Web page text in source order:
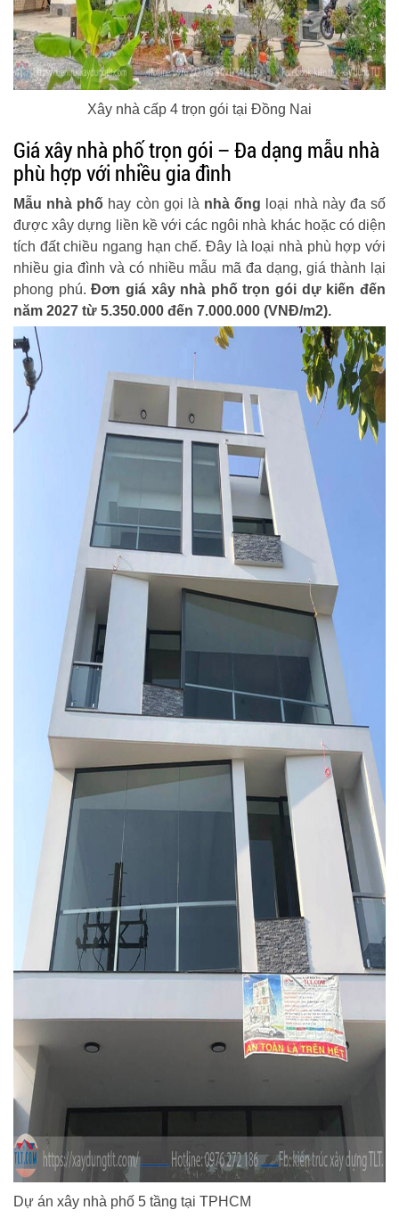
Xây nhà cấp 4 trọn gói tại Đồng Nai
Giá xây nhà phố trọn gói – Đa dạng mẫu nhà
phù hợp với nhiều gia đình
Mẫu nhà phố hay còn gọi là nhà ống loại nhà này đa số
được xây dựng liền kề với các ngôi nhà khác hoặc có diện
tích đất chiều ngang hạn chế. Đây là loại nhà phù hợp với
nhiều gia đình và có nhiều mẫu mã đa dạng, giá thành lại
phong phú.Đơn giá xây nhà phố trọn gói dự kiến đến
năm 2027 từ 5.350.000 đến 7.000.000 (VNĐ/m2).
Dự án xây nhà phố 5 tầng tại TPHCM